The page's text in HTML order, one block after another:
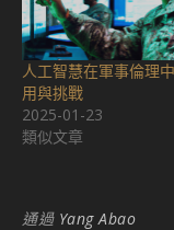
人工智慧在軍事倫理
用與挑戰
2025-01-23
類似文章
通過 Yang Abao